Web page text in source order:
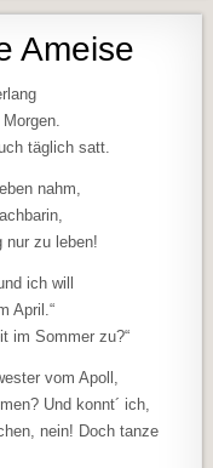
Ameise
täglich satt.
nahm,
nur zu leben!
ich will
April.“
im Sommer zu?“
vom Apoll,
Und konnt´ ich,
nein! Doch tanze